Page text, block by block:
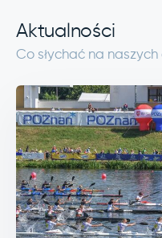
Aktualności
Co słychać na